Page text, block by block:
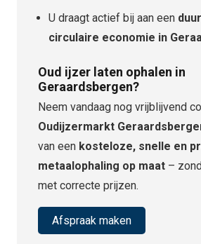
U draagt actief bij aan een
circulaire economie in
Oud ijzer laten ophalen in
Geraardsbergen?
Neem vandaag nog vrijblijvend
Oudijzermarkt
van een kosteloze, snelle en
metaalophaling op maat –
met correcte prijzen.
Afspraak maken